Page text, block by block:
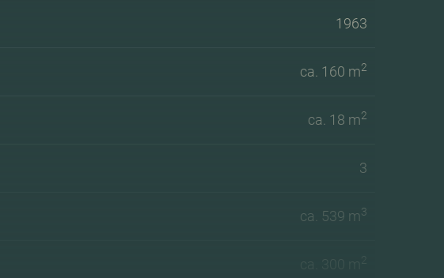
1963
ca. 160 m2
ca. 18 m2
3
ca. 539 m3